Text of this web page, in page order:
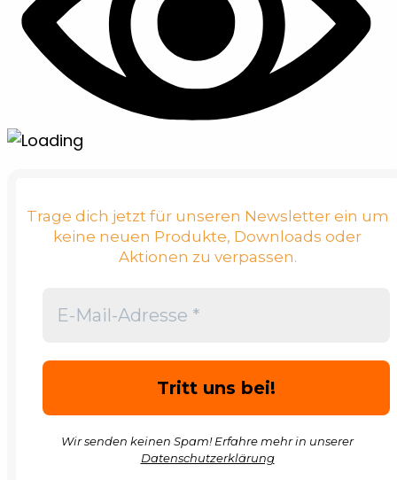
Trage dich jetzt für unseren Newsletter ein um
keine neuen Produkte, Downloads oder
Aktionen zu verpassen.
Wir senden keinen Spam! Erfahre mehr in unserer
Datenschutzerklärung